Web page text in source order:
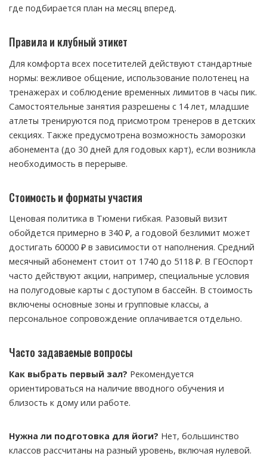
где подбирается план на месяц вперед.
Правила и клубный этикет
Для комфорта всех посетителей действуют стандартные
нормы: вежливое общение, использование полотенец на
тренажерах и соблюдение временных лимитов в часы пик.
Самостоятельные занятия разрешены с 14 лет, младшие
атлеты тренируются под присмотром тренеров в детских
секциях. Также предусмотрена возможность заморозки
абонемента (до 30 дней для годовых карт), если возникла
необходимость в перерыве.
Стоимость и форматы участия
Ценовая политика в Тюмени гибкая. Разовый визит
обойдется примерно в 340 ₽, а годовой безлимит может
достигать 60000 ₽ в зависимости от наполнения. Средний
месячный абонемент стоит от 1740 до 5118 ₽. В ГЕОспорт
часто действуют акции, например, специальные условия
на полугодовые карты с доступом в бассейн. В стоимость
включены основные зоны и групповые классы, а
персональное сопровождение оплачивается отдельно.
Часто задаваемые вопросы
Как выбрать первый зал? Рекомендуется
ориентироваться на наличие вводного обучения и
близость к дому или работе.
Нужна ли подготовка для йоги? Нет, большинство
классов рассчитаны на разный уровень, включая нулевой.